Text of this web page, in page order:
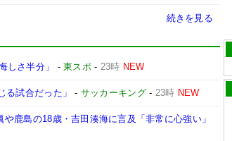
続きを見る
しさ半分」 -東スポ- 23時 NEW
試合だった」 - サッカーキング- 23時 NEW
鹿島の18歳・吉田湊海に言及「非常に心強い」